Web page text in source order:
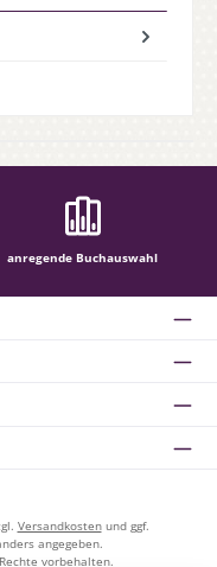
anregende Buchauswahl
Versandkostenund ggf.
angegeben.
vorbehalten.